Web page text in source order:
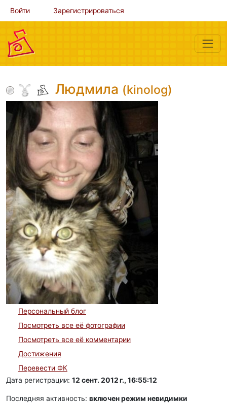
Войти Зарегистрироваться
Людмила (kinolog)
Персональный блог
Посмотреть все её фотографии
Посмотреть все её комментарии
Достижения
Перевести ФК
Дата регистрации: 12 сент. 2012 г., 16:55:12
Последняя активность: включен режим невидимки